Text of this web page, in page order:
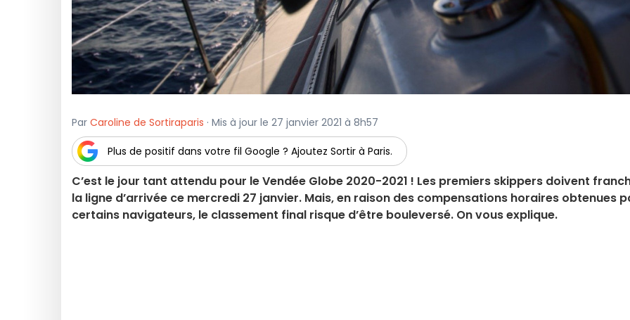
Par Caroline de Sortiraparis · Mis à jour le 27 janvier 2021 à 8h57
Plus de positif dans votre fil Google ? Ajoutez Sortir à Paris.
C’est le jour tant attendu pour le Vendée Globe 2020-2021 ! Les premiers skippers doivent
la ligne d’arrivée ce mercredi 27 janvier. Mais, en raison des compensations horaires obtenues
certains navigateurs, le classement final risque d’être bouleversé. On vous explique.